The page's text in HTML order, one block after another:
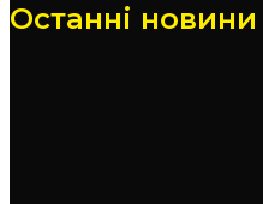
Останні новини